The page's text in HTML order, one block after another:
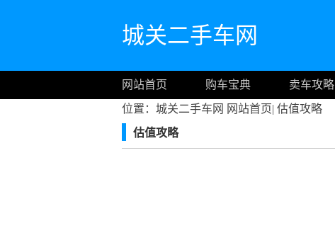
城关二手车网
网站首页 购车宝典 卖车攻略
位置：城关二手车网 网站首页| 估值攻略
估值攻略